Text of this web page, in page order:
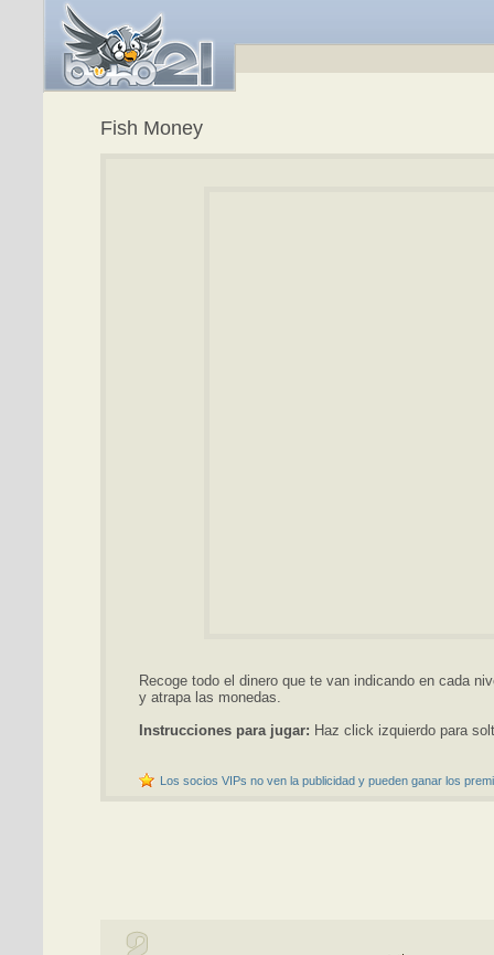
Fish Money
Recoge todo el dinero que te van indicando en cada
y atrapa las monedas.
Instrucciones para jugar: Haz click izquierdo para
Los socios VIPs no ven la publicidad y pueden ganar los